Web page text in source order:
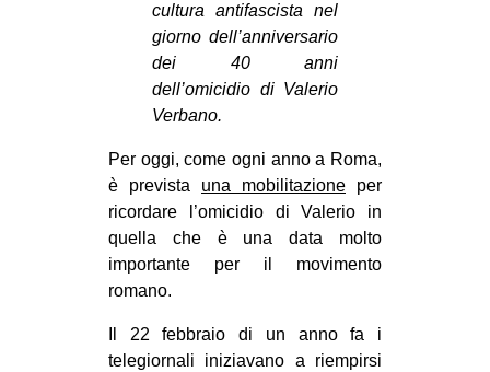
CULTURE
ARTE
CINEMA
MUSICA
RECENSIONI
INTERNAZIONALE
AMERICHE
ESTREMO ORIENTE
cultura antifascista nel
giorno dell’anniversario
dei 40 anni
dell’omicidio di Valerio
Verbano.
Per oggi, come ogni anno a Roma,
è prevista una mobilitazione per
ricordare l’omicidio di Valerio in
quella che è una data molto
importante per il movimento
romano.
Il 22 febbraio di un anno fa i
telegiornali iniziavano a riempirsi